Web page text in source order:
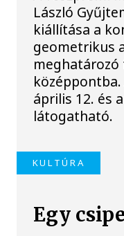
László
kiállítása a
geometrikus
április 12. és
látogatható.
KULTÚRA
Egy